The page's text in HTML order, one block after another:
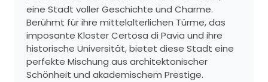
eine Stadt voller Geschichte und Charme.
Berühmt für ihre mittelalterlichen Türme, das
imposante Kloster Certosa di Pavia und ihre
historische Universität, bietet diese Stadt eine
perfekte Mischung aus architektonischer
Schönheit und akademischem Prestige.